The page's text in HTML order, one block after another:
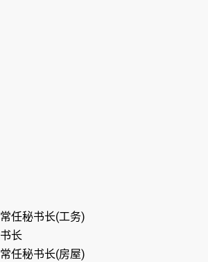
任秘书长(工务)
长
任秘书长(房屋)